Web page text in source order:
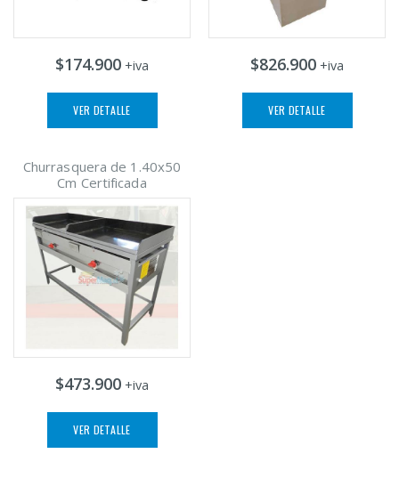
$174.900 +iva
VER DETALLE
$826.900 +iva
VER DETALLE
Churrasquera de 1.40x50
Cm Certificada
$473.900 +iva
VER DETALLE